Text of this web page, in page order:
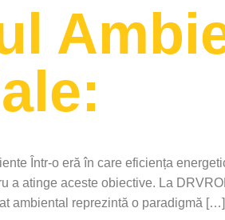
Într-o eră în care eficiența
a atinge aceste obiective. La
ambiental reprezintă o paradigmă […]